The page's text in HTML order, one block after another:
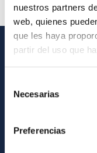
nuestros partners
web, quienes
que les haya
partir del uso que
Necesarias
Preferencias
Directorio de